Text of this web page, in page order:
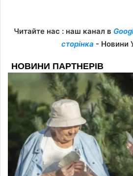
Читайте нас : наш канал в
сторінка - Новини